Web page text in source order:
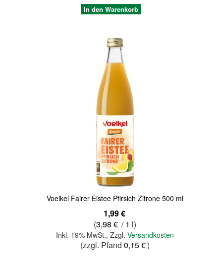
In den Warenkorb
Voelkel Fairer Eistee Pfirsich Zitrone 500 ml
1,99 €
(3,98 € / 1 l)
Inkl. 19% MwSt.,Zzgl.Versandkosten
(zzgl. Pfand0,15 €)